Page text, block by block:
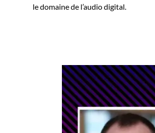
le domaine de l’audio digital.